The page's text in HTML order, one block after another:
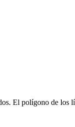
El polígono de los